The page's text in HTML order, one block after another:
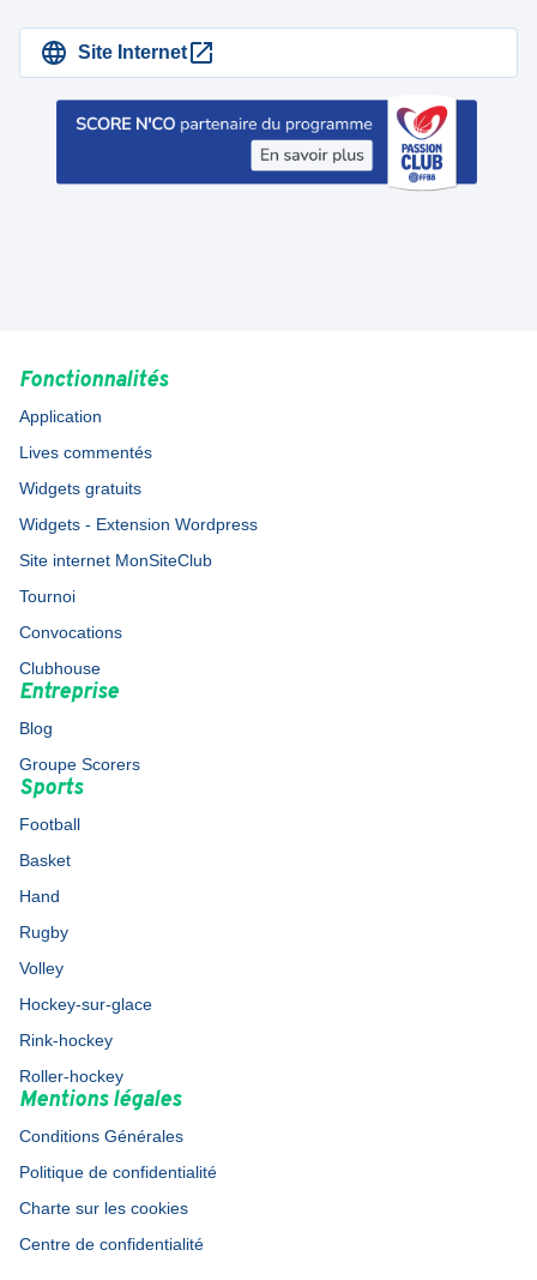
Site Internet
Fonctionnalités
Application
Lives commentés
Widgets gratuits
Widgets - Extension Wordpress
Site internet MonSiteClub
Tournoi
Convocations
Clubhouse
Entreprise
Blog
Groupe Scorers
Sports
Football
Basket
Hand
Rugby
Volley
Hockey-sur-glace
Rink-hockey
Roller-hockey
Mentions légales
Conditions Générales
Politique de confidentialité
Charte sur les cookies
Centre de confidentialité